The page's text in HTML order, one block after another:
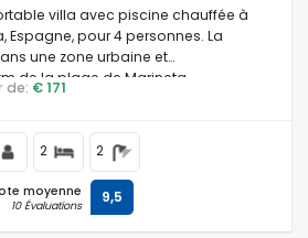
villa avec piscine chauffée à
Espagne, pour 4 personnes. La
une zone urbaine et
de la plage de Marineta
de: € 171
2 2
moyenne
10 Évaluations 9,5